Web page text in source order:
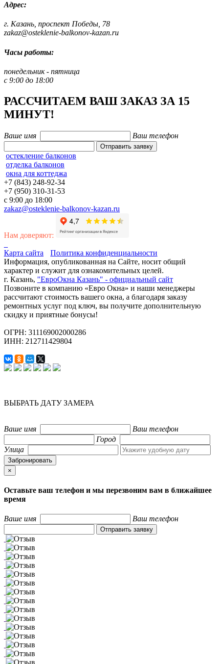
Адрес:
г. Казань, проспект Победы, 78
zakaz@osteklenie-balkonov-kazan.ru
Часы работы:
понедельник - пятница
с 9:00 до 18:00
РАССЧИТАЕМ ВАШ ЗАКАЗ ЗА 15
МИНУТ!
Ваше имя Ваш телефон
Отправить заявку
остекление балконов
отделка балконов
окна для коттеджа
+7 (843) 248-92-34
+7 (950) 310-31-53
с 9:00 до 18:00
zakaz@osteklenie-balkonov-kazan.ru
Нам доверяют:
Карта сайта
Политика конфиденциальности
Информация, опубликованная на Сайте, носит общий
характер и служит для ознакомительных целей.
г. Казань, "ЕвроОкна Казань" - официальный сайт
Позвоните в компанию «Евро Окна» и наши менеджеры
рассчитают стоимость вашего окна, а благодаря заказу
ремонтных услуг под ключ, вы получите дополнительную
скидку и приятные бонусы!
ОГРН: 311169002000286
ИНН: 212711429804
ВЫБРАТЬ ДАТУ ЗАМЕРА
Ваше имя
Ваш телефон
Город
Улица
Забронировать
×
Close
Оставьте ваш телефон и мы перезвоним вам в ближайшее
время
Ваше имя Ваш телефон
Отправить заявку